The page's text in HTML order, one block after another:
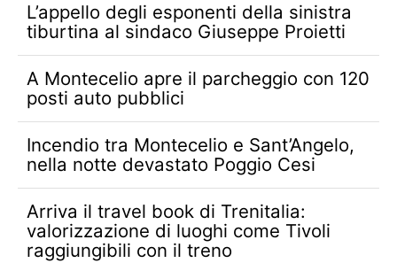
L’appello degli esponenti della sinistra
tiburtina al sindaco Giuseppe Proietti
A Montecelio apre il parcheggio con 120
posti auto pubblici
Incendio tra Montecelio e Sant’Angelo,
nella notte devastato Poggio Cesi
Arriva il travel book di Trenitalia:
valorizzazione di luoghi come Tivoli
raggiungibili con il treno